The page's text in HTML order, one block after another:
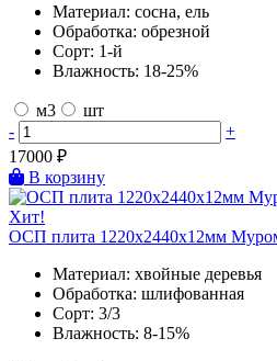
Материал: сосна, ель
Обработка: обрезной
Сорт: 1-й
Влажность: 18-25%
м3
шт
-
+
17000 ₽
В корзину
Хит!
ОСП плита 1220х2440х12мм
Материал: хвойные деревья
Обработка: шлифованная
Сорт: 3/3
Влажность: 8-15%